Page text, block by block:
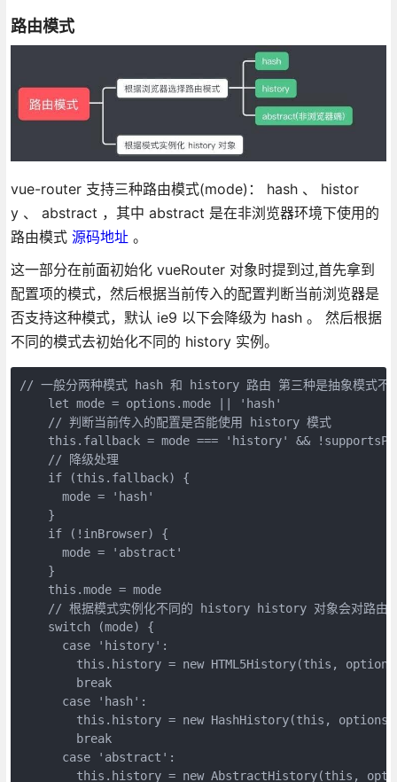
路由模式
vue-router 支持三种路由模式(mode)： hash 、 histor
y 、 abstract ，其中 abstract 是在非浏览器环境下使用的
路由模式 源码地址。
这一部分在前面初始化 vueRouter 对象时提到过,首先拿到
配置项的模式，然后根据当前传入的配置判断当前浏览器是
否支持这种模式，默认 ie9 以下会降级为 hash 。 然后根据
不同的模式去初始化不同的 history 实例。
// 一般分两种模式 hash 和 history 路由 第三种是抽象模式不
    let mode = options.mode || 'hash'
    // 判断当前传入的配置是否能使用 history 模式
this.fallback = mode === 'history' &&
    // 降级处理
    if (this.fallback) {
      mode = 'hash'
    }
    if (!inBrowser) {
      mode = 'abstract'
    }
    this.mode = mode
// 根据模式实例化不同的 history history 对象会对路由
    switch (mode) {
      case 'history':
this.history = new HTML5History(this,
        break
      case 'hash':
this.history = new HashHistory(this,
        break
      case 'abstract':
this.history = new AbstractHistory(this,